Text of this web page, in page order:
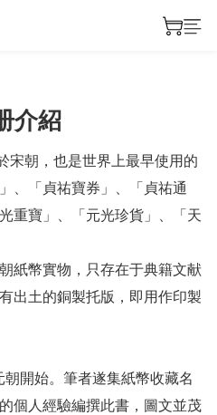
介紹
宋朝，也是世界上最早使用的
、「貞祐寶券」、「貞祐通
重寶」、「元光珍貨」、「天
紙幣實物，只存在于典籍文献
出土的銅製托版，即用作印製
開始。筆者遂集紙幣收藏名
個人經驗編撰此書，圖文並茂